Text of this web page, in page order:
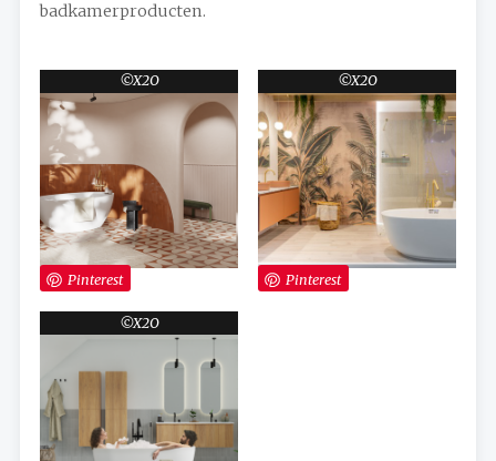
badkamerproducten.
X2O
Pinterest
X2O
Pinterest
X2O